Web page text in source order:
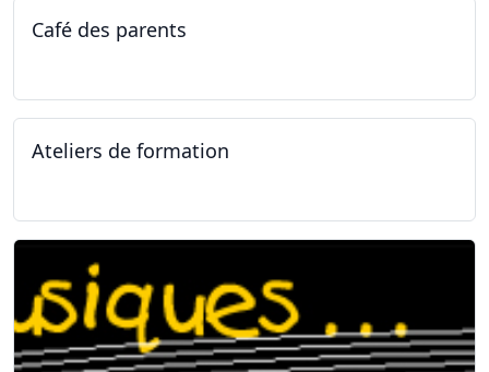
Café des parents
Ateliers de formation